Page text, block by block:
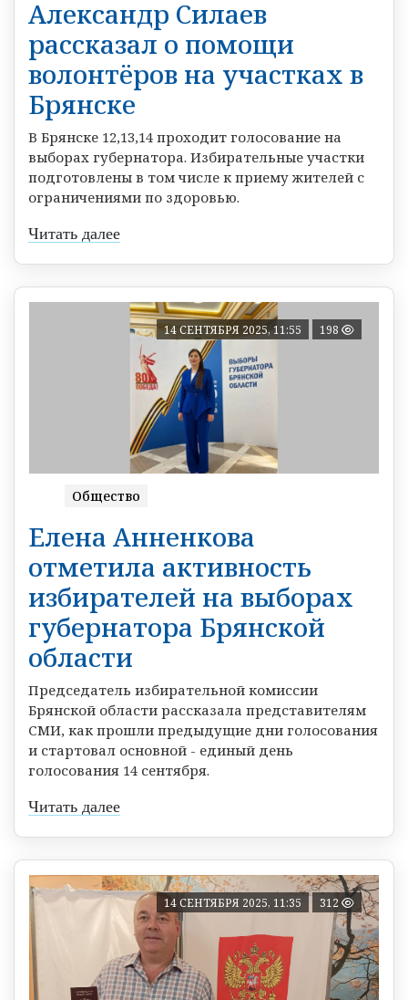
Александр Силаев
рассказал о помощи
волонтёров на участках в
Брянске
В Брянске 12,13,14 проходит голосование на
выборах губернатора. Избирательные участки
подготовлены в том числе к приему жителей с
ограничениями по здоровью.
Читать далее
14 СЕНТЯБРЯ 2025, 11:55 198
Общество
Елена Анненкова
отметила активность
избирателей на выборах
губернатора Брянской
области
Председатель избирательной комиссии
Брянской области рассказала представителям
СМИ, как прошли предыдущие дни голосования
и стартовал основной - единый день
голосования 14 сентября.
Читать далее
14 СЕНТЯБРЯ 2025, 11:35 312